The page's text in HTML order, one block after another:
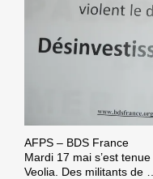
AFPS – BDS France
Mardi 17 mai s’est
Veolia. Des militants de